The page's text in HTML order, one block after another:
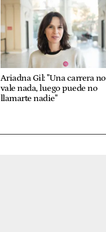
Ariadna Gil: "Una carrera no
vale nada, luego puede no
llamarte nadie"